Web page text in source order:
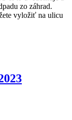
zo záhrad.
vyložiť na ulicu